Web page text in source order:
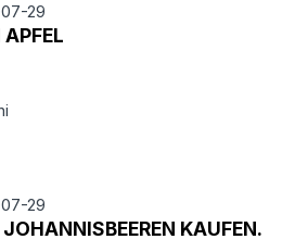
29
APFEL
29
JOHANNISBEEREN KAUFEN.